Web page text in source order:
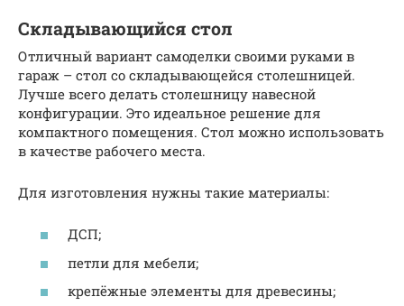
Складывающийся стол
Отличный вариант самоделки своими руками в
гараж – стол со складывающейся столешницей.
Лучше всего делать столешницу навесной
конфигурации. Это идеальное решение для
компактного помещения. Стол можно использовать
в качестве рабочего места.
Для изготовления нужны такие материалы:
ДСП;
петли для мебели;
крепёжные элементы для древесины;